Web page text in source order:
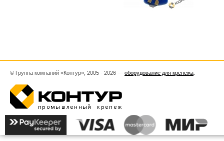
© Группа компаний «Контур», 2005 - 2026 — оборудование для крепежа